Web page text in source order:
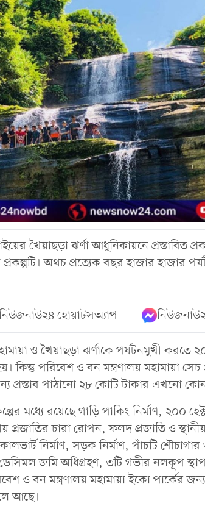
খৈয়াছড়া ঝর্ণা আধুনিকায়নে প্রস্তাবিত
অথচ প্রত্যেক বছর হাজার হাজার
হোয়াটসঅ্যাপ
ও খৈয়াছড়া ঝর্ণাকে পর্যটনমুখী করতে
কিন্তু পরিবেশ ও বন মন্ত্রণালয় মহামায়া
প্রস্তাব পাঠানো ২৮ কোটি টাকার এখনো
মধ্যে রয়েছে গাড়ি পাকিং নির্মাণ, ২০০
প্রজাতির চারা রোপন, ফলদ প্রজাতি ও
নির্মাণ, সড়ক নির্মাণ, পাঁচটি শৌচাগার
জমি অধিগ্রহণ, ৩টি গভীর নলকূপ
ও বন মন্ত্রণালয় মহামায়া ইকো পার্কের
আছে।